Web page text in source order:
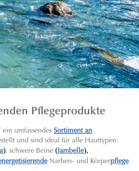
Pflegeprodukte
umfassendes Sortiment an
und sind ideal für alle Hauttypen:
), schwere Beine (Jambelle),
Narben- und Körperpflege